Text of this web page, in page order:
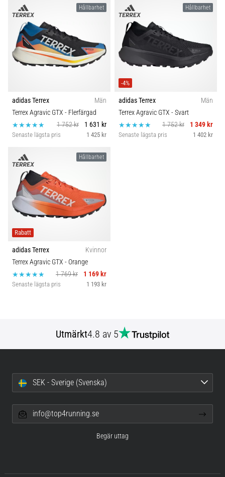
skarp
hälsmärta
under
eller
efter
löpning?
vanligaste
orsakerna
är
plantar
Vad
beror
det…
Visa
alla
Hållbarhet
adidas Terrex
Män
Terrex Agravic GTX - Flerfärgad
1 752 kr
1 631 kr
Senaste lägsta pris 1 425 kr
Hållbarhet
-4%
adidas Terrex
Män
Terrex Agravic GTX - Svart
1 752 kr
1 349 kr
Senaste lägsta pris 1 402 kr
Hållbarhet
Rabatt
adidas Terrex
Kvinnor
Terrex Agravic GTX - Orange
1 769 kr
1 169 kr
Senaste lägsta pris 1 193 kr
Utmärkt4.8 av 5
SEK - Sverige (Svenska)
info@top4running.se
Begär uttag